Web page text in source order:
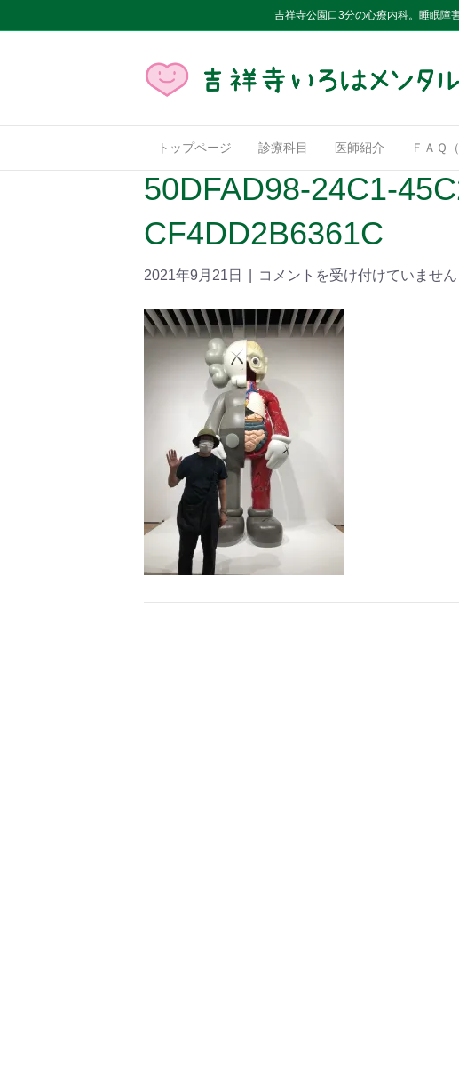
吉祥寺公園口3分の心療内科。睡眠障
トップページ 診療科目 医師紹介 ＦＡＱ
50DFAD98-24C1-
CF4DD2B6361C
2021年9月21日 コメントを受け付けていません